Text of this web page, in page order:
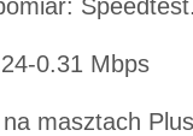
0.31 Mbps
masztach